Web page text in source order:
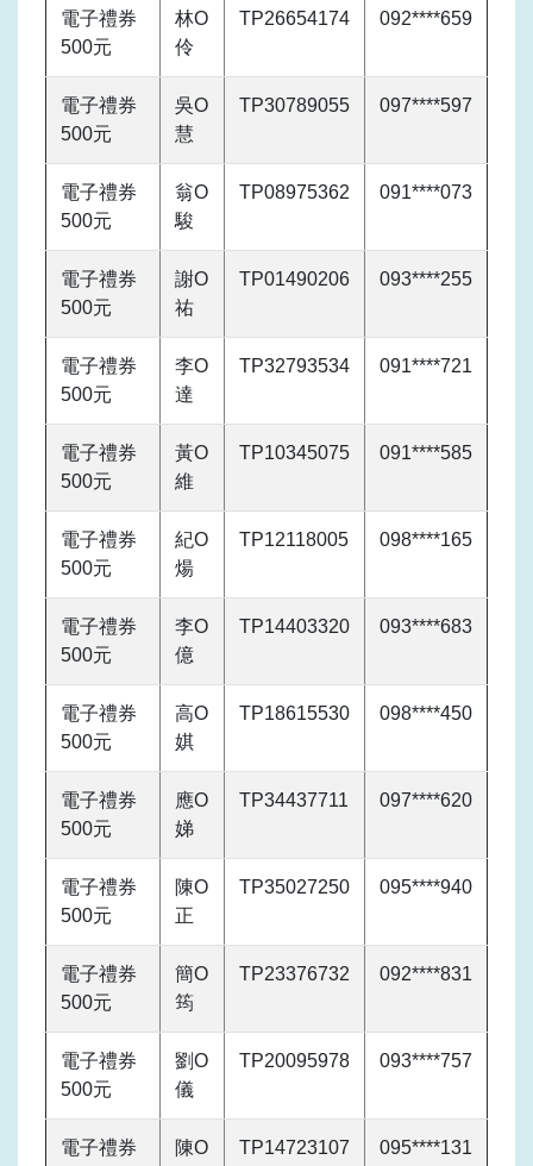
電子禮券
500元
林O
伶
TP26654174 092****659
電子禮券
500元
吳O
慧
TP30789055 097****597
電子禮券
500元
翁O
駿
TP08975362 091****073
電子禮券
500元
謝O
祐
TP01490206 093****255
電子禮券
500元
李O
達
TP32793534 091****721
電子禮券
500元
黃O
維
TP10345075 091****585
電子禮券
500元
紀O
煬
TP12118005 098****165
電子禮券
500元
李O
億
TP14403320 093****683
電子禮券
500元
高O
娸
TP18615530 098****450
電子禮券
500元
應O
娣
TP34437711 097****620
電子禮券
500元
陳O
正
TP35027250 095****940
電子禮券
500元
簡O
筠
TP23376732 092****831
電子禮券
500元
劉O
儀
TP20095978 093****757
電子禮券
陳O
TP14723107 095****131